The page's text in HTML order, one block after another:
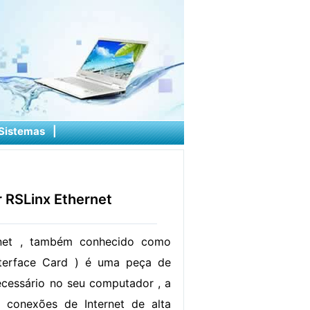
|
Ethernet
, também conhecido como
Card ) é uma peça de
no seu computador , a
de Internet de alta